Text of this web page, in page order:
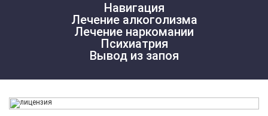
Навигация
Лечение алкоголизма
Лечение наркомании
Психиатрия
Вывод из запоя